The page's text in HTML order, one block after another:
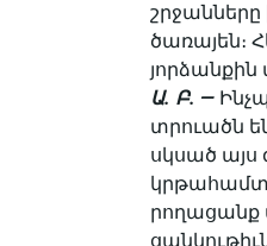
ծառայեն։
յորձանքին
Ա. Բ. —
տրուածն
սկսած այս
րողացանք